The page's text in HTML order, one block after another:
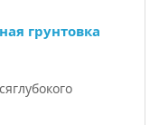
грунтовка